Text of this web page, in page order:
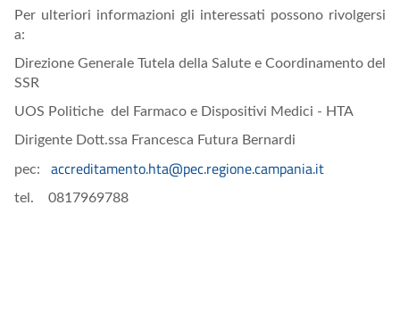
Per ulteriori informazioni gli interessati possono rivolgersi
a:
Direzione Generale Tutela della Salute e Coordinamento del
SSR
UOS Politiche del Farmaco e Dispositivi Medici - HTA
Dirigente Dott.ssa Francesca Futura Bernardi
pec: accreditamento.hta@pec.regione.campania.it
tel. 0817969788